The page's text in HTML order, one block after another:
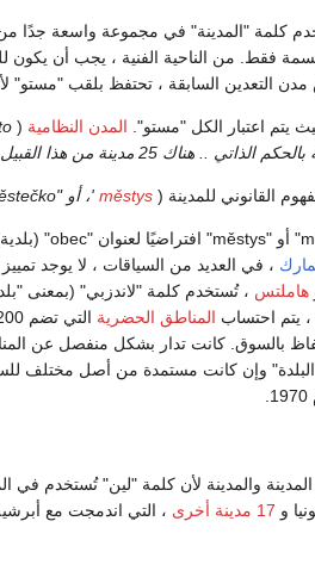
كلمة "المدينة" في مجموعة واسعة جدًا من
التعدين السابقة ، تحتفظ بلقب "مستو" لأسباب
يتم اعتبار الكل "مستو". المدن النظامية (
25 مدينة من هذا القبيل ، بالإضافة إلى
městys '، أو "městečko" سابقًا)). حاليًا ، هناك حوالي 213 بلدية تحمل اللقب "městys".
، في العديد من السياقات ، لا يوجد
هاملتس ، تُستخدم كلمة "لاندزبي" (بمعنى
يتم احتساب المناطق الحضرية التي تضم 200 شخص على الأقل على أنها "بواسطة".
بالسوق. كانت تدار بشكل منفصل عن
وإن كانت مستمدة من أصل مختلف
المدينة والمدينة لأن كلمة "لين" تُستخدم في
و 17 مدينة أخرى ، التي اندمجت مع